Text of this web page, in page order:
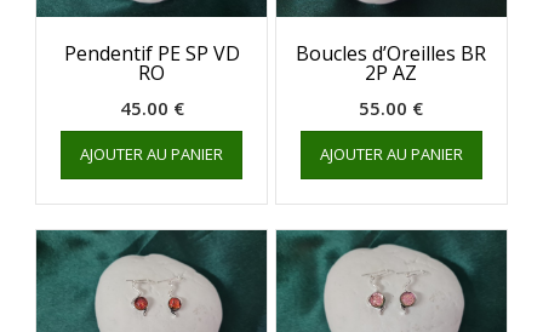
Pendentif PE SP VD
RO
45.00 €
AJOUTER AU PANIER
Boucles d’Oreilles BR
2P AZ
55.00 €
AJOUTER AU PANIER